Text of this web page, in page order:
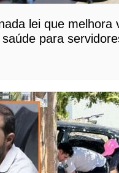
lei que melhora
para